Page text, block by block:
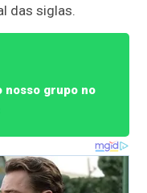
das siglas.
nosso grupo no